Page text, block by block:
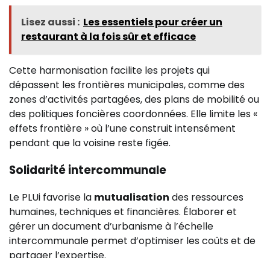
Lisez aussi : Les essentiels pour créer un
restaurant à la fois sûr et efficace
Cette harmonisation facilite les projets qui
dépassent les frontières municipales, comme des
zones d’activités partagées, des plans de mobilité ou
des politiques foncières coordonnées. Elle limite les «
effets frontière » où l’une construit intensément
pendant que la voisine reste figée.
Solidarité intercommunale
Le PLUi favorise la mutualisation des ressources
humaines, techniques et financières. Élaborer et
gérer un document d’urbanisme à l’échelle
intercommunale permet d’optimiser les coûts et de
partager l’expertise.